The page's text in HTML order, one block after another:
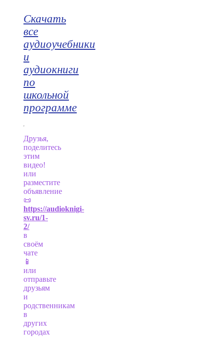
Скачать
все
аудиоучебники
и
аудиокниги
по
школьной
программе
Друзья,
поделитесь
этим
видео!
или
разместите
объявление
📜
https://audioknigi-
sv.ru/1-
2/
в
своём
чате
📱
или
отправьте
друзьям
и
родственникам
в
других
городах